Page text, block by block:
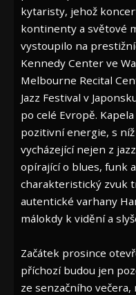
kytaristy, jehož
kontinenty a světové
vystoupilo na
Kennedy Center ve
Melbourne Recital
Jazz Festival v
po celé Evropě.
pozitivní energie, s
vycházející nejen z
opírající o blues, funk
charakteristický zvuk
autentické varhany
málokdy k vidění a
Začátek prosince
příchozí budou jen
ze senzačního